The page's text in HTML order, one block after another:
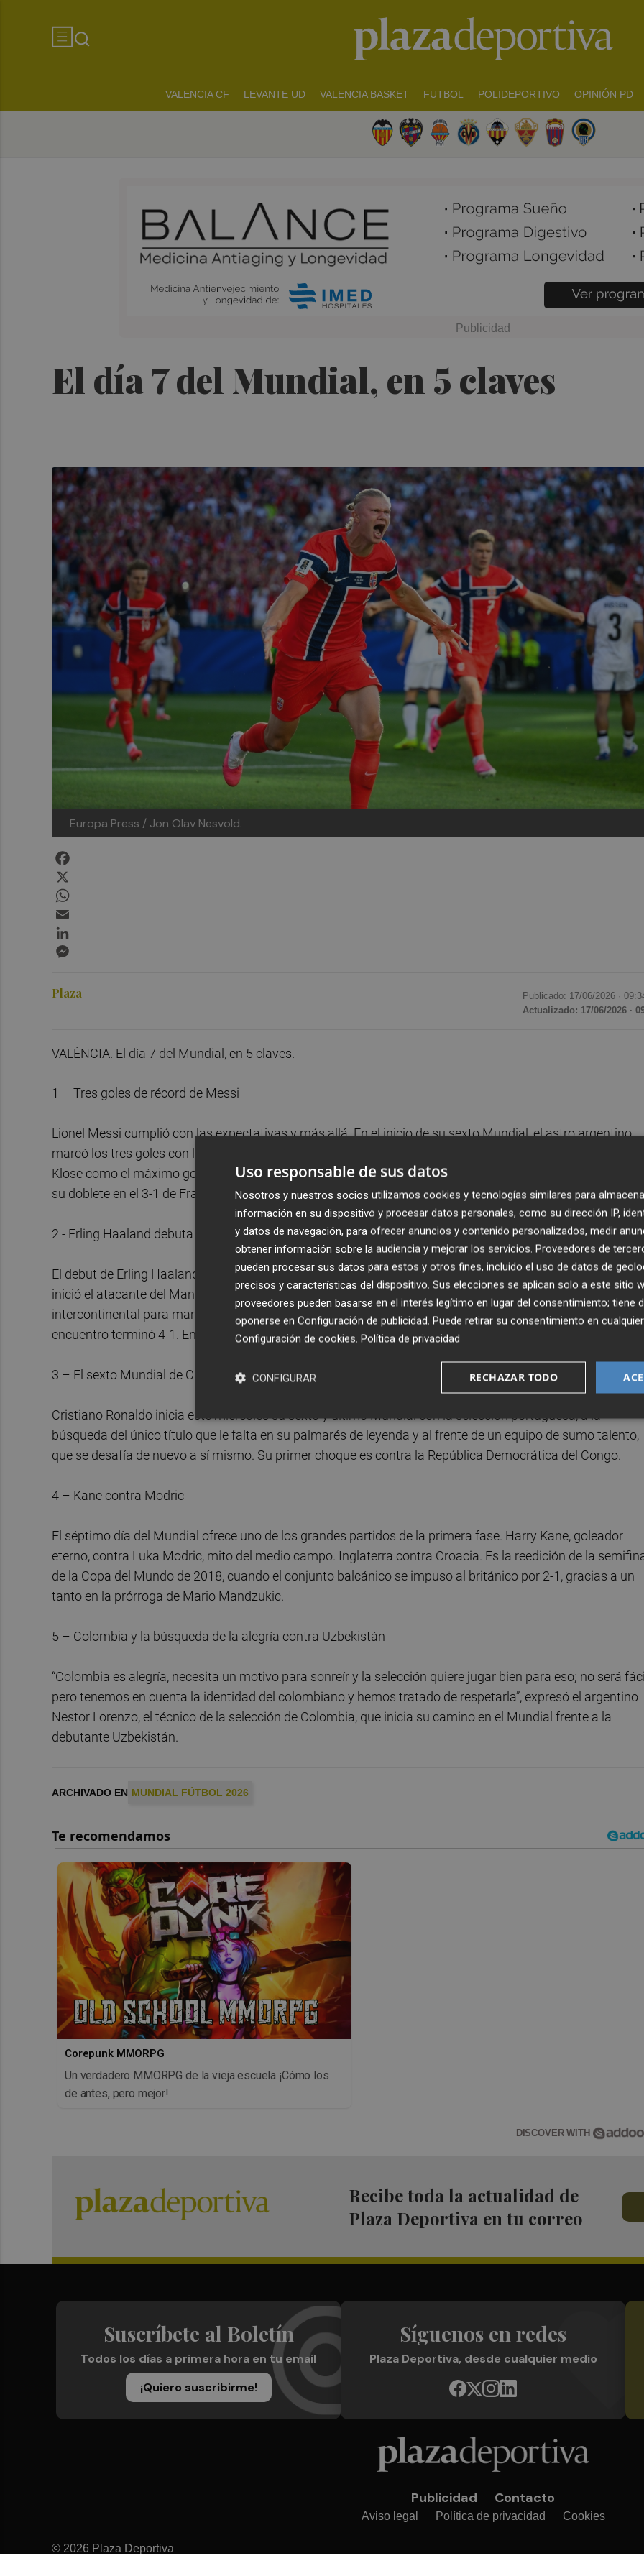
VALENCIA CF LEVANTE UD VALENCIA BASKET FUTBOL POLIDEPORTIVO OPINIÓN PD
El día 7 del Mundial, en 5 claves
Europa Press / Jon Olav Nesvold.
Plaza Publicado: 17/06/2026 ·
Actualizado: 17/06/2026 ·
VALÈNCIA. El día 7 del Mundial, en 5 claves.
1 – Tres goles de récord de Messi
Lionel Messi cumplió con las expectativas y más allá. En el inicio de su sexto Mundial, el astro argentino
marcó los tres goles con los que Argentina derrotó a Argelia e hizo historia: alcanzó al alemán Miroslav
Klose como el máximo goleador de la historia del torneo, ambos con 16 goles. Kylian Mbappé suma 14,
su doblete en el 3-1 de Francia a Senegal.
2 - Erling Haaland debuta con ‘doblete’ y victoria
El debut de Erling Haaland, goleador imparable, en los Mundiales se resolvió con una victoria contra Irak,
inició el atacante del Manchester City, que sólo necesitó 29 minutos en su primera fase final del torneo
intercontinental para marcar un tanto. Tras la respuesta de Irak con el 1-1, él siguió a lo suyo con el 2-1. El
encuentro terminó 4-1. En el duelo que cerró la jornada anterior, Austria también venció a Jordania por 3-
3 – El sexto Mundial de Cristiano Ronaldo empieza contra RD Congo
Cristiano Ronaldo inicia este miércoles su sexto y último Mundial con la selección portuguesa, a la
búsqueda del único título que le falta en su palmarés de leyenda y al frente de un equipo de sumo talento,
que se desafía de nuevo a sí mismo. Su primer choque es contra la República Democrática del Congo.
4 – Kane contra Modric
El séptimo día del Mundial ofrece uno de los grandes partidos de la primera fase. Harry Kane, goleador
eterno, contra Luka Modric, mito del medio campo. Inglaterra contra Croacia. Es la reedición de la
de la Copa del Mundo de 2018, cuando el conjunto balcánico se impuso al británico por 2-1, gracias a un
tanto en la prórroga de Mario Mandzukic.
5 – Colombia y la búsqueda de la alegría contra Uzbekistán
“Colombia es alegría, necesita un motivo para sonreír y la selección quiere jugar bien para eso; no será
pero tenemos en cuenta la identidad del colombiano y hemos tratado de respetarla”, expresó el argentino
Nestor Lorenzo, el técnico de la selección de Colombia, que inicia su camino en el Mundial frente a la
debutante Uzbekistán.
ARCHIVADO EN MUNDIAL FÚTBOL 2026
Corepunk MMORPG
Un verdadero MMORPG de la vieja escuela ¡Cómo los
de antes, pero mejor!
DISCOVER WITH
Recibe toda la actualidad de
Plaza Deportiva en tu correo
Suscríbete al Boletín
Todos los días a primera hora en tu email
¡Quiero suscribirme!
Síguenos en redes
Plaza Deportiva, desde cualquier medio
Publicidad Contacto
Aviso legal Política de privacidad Cookies
© 2026 Plaza Deportiva
Uso responsable de sus datos
Nosotros y nuestros socios utilizamos cookies y tecnologías similares para
información en su dispositivo y procesar datos personales, como su dirección IP,
y datos de navegación, para ofrecer anuncios y contenido personalizados, medir
obtener información sobre la audiencia y mejorar los servicios. Proveedores de
pueden procesar sus datos para estos y otros fines, incluido el uso de datos de
precisos y características del dispositivo. Sus elecciones se aplican solo a este sitio
proveedores pueden basarse en el interés legítimo en lugar del consentimiento; tiene
oponerse en Configuración de publicidad. Puede retirar su consentimiento en
Configuración de cookies. Política de privacidad
RECHAZAR TODO
CONFIGURAR